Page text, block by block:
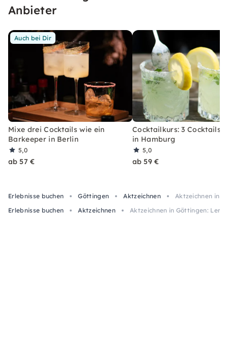
wirst.
Anbieter
Auch bei Dir
Mixe drei Cocktails wie ein
Barkeeper in Berlin
5,0
ab 57 €
Cocktailkurs: 3 Cocktails
in Hamburg
5,0
ab 59 €
Erlebnisse buchen Göttingen Aktzeichnen
Aktzeichnen in
Erlebnisse buchen
Aktzeichnen Aktzeichnen in Göttingen: